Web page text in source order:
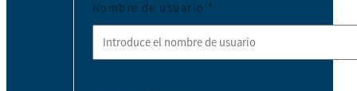
Nombre de usuario *